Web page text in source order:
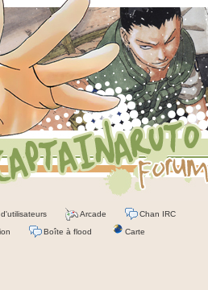
Arcade Chan IRC
Boîte à flood Carte